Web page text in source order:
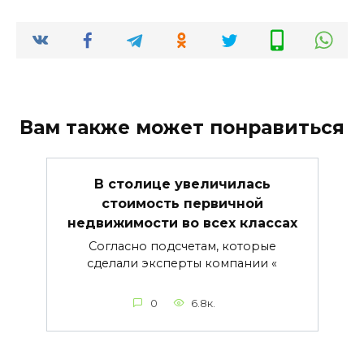
Вам также может понравиться
В столице увеличилась
стоимость первичной
недвижимости во всех классах
Согласно подсчетам, которые
сделали эксперты компании «
0 6.8к.